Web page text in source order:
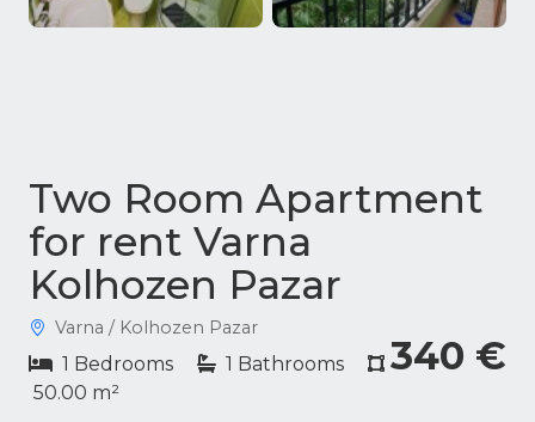
Two Room Apartment
for rent Varna
Kolhozen Pazar
340 €
Varna / Kolhozen Pazar
1 Bedrooms
1 Bathrooms
50.00 m²